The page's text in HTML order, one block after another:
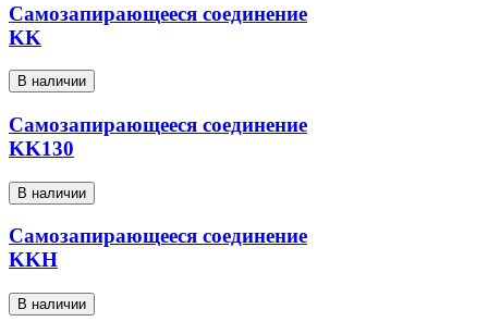
Самозапирающееся соединение
KK
В наличии
Самозапирающееся соединение
KK130
В наличии
Самозапирающееся соединение
KKH
В наличии